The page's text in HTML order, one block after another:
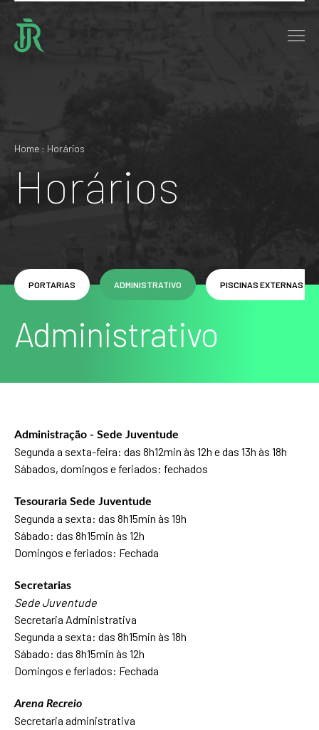
Home : Horários
Horários
Administrativo
PORTARIAS ADMINISTRATIVO PISCINAS EXTERNAS
Administração - Sede Juventude
Segunda a sexta-feira: das 8h12min às 12h e das 13h às 18h
Sábados, domingos e feriados: fechados
Tesouraria Sede Juventude
Segunda a sexta: das 8h15min às 19h
Sábado: das 8h15min às 12h
Domingos e feriados: Fechada
Secretarias
Sede Juventude
Secretaria Administrativa
Segunda a sexta: das 8h15min às 18h
Sábado: das 8h15min às 12h
Domingos e feriados: Fechada
Arena Recreio
Secretaria administrativa